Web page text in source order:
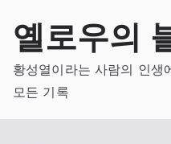
content
옐로우의
황성열이라는 사람의 인생
모든 기록